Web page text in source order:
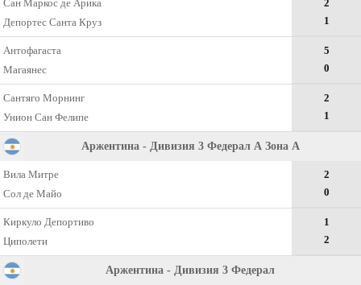
Сан Маркос де Арика
Депортес Санта Круз
2
1
Антофагаста
Магаянес
5
0
Сантяго Морнинг
Унион Сан Фелипе
2
1
Аржентина - Дивизия 3 Федерал А Зона А
Вила Митре
Сол де Майо
2
0
Киркуло Депортиво
Циполети
1
2
Аржентина - Дивизия 3 Федерал